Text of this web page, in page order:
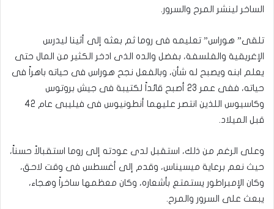
الساخر لينشر المرح والسرور.
تلقى” هوراس” تعليمه فى روما ثم بعثه إلى أثينا ليدرس
الإغريقية والفلسفة، بفضل والده الذى ادخر الكثير من المال حتى
يعلم ابنه ويصبح له شأن، وبالفعل نجح هوراس فى حياته باهراً فى
حياته، ففى عمر 23 أصبح قائداً لكتيبة فى جيش بروتوس
وكاسيوس اللذين انتصر عليهما أنطونيوس فى فيليبى عام 42
قبل الميلاد.
وعلى الرغم من ذلك، استقبل لدى عودته إلى روما استقبالاً حسناً،
حيث نعم برعاية ميسيناس، وقدم إلى أغسطس فى وقت لاحق،
وكان الإمبراطور يستمتع بأشعاره، وكان معظمها ساخراً وهجاء،
يبعث على السرور والمرح.